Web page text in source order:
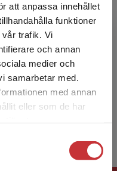
att anpassa innehållet
funktioner
trafik. Vi
och annan
medier och
samarbetar med.
med annan
eller som de har
utanför Sverige.
Sverige. För
verksam vid
Umeå